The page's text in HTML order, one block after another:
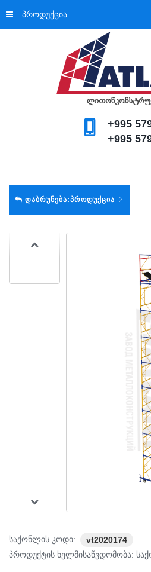
+995
+995
პროდუქცია
ᲓᲐᲑᲠᲣᲜᲔᲑᲐ:ᲞᲠᲝᲓᲣᲥᲪᲘᲐ
საქონლის კოდი:
vt2020174
პროდუქტის ხელმისაწვდომობა: